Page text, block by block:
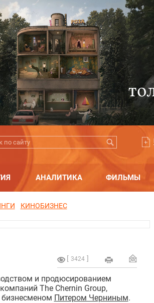
АНАЛИТИКА ФИЛЬМЫ
КИНОБИЗНЕС
3424
и продюсированием
The Chernin Group,
Питером Черниным.